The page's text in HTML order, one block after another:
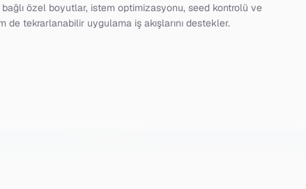
özel boyutlar, istem optimizasyonu, seed kontrolü ve
tekrarlanabilir uygulama iş akışlarını destekler.